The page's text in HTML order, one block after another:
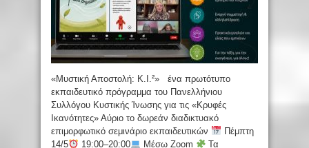
«Μυστική Αποστολή: Κ.Ι.²» ένα πρωτότυπο
εκπαιδευτικό πρόγραμμα του Πανελλήνιου
Συλλόγου Κυστικής Ίνωσης για τις «Κρυφές
Ικανότητες» Αύριο το δωρεάν διαδικτυακό
επιμορφωτικό σεμινάριο εκπαιδευτικών
Πέμπτη
14/5
19:00–20:00 Μέσω Zoom
Τα